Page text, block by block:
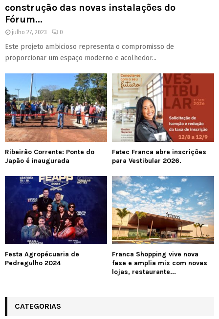
construção das novas instalações do
Fórum...
julho 27, 2023 0
Este projeto ambicioso representa o compromisso de
proporcionar um espaço moderno e acolhedor...
Ribeirão Corrente: Ponte do
Japão é inaugurada
Fatec Franca abre inscrições
para Vestibular 2026.
Festa Agropécuaria de
Pedregulho 2024
Franca Shopping vive nova
fase e amplia mix com novas
lojas, restaurante...
CATEGORIAS